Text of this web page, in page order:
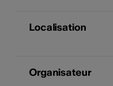
Localisation
Organisateur